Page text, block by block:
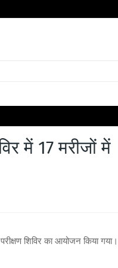
में 17 मरीजों में
शिविर का आयोजन किया गया।